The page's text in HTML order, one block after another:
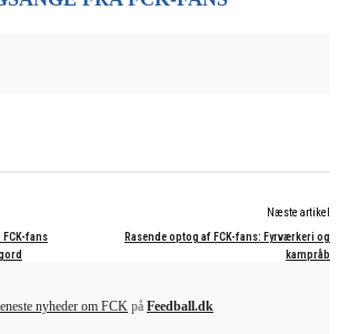
fans
Næste artikel
Rasende optog af FCK-fans: Fyrværkeri og
kampråb
nyheder om FCK på Feedball.dk